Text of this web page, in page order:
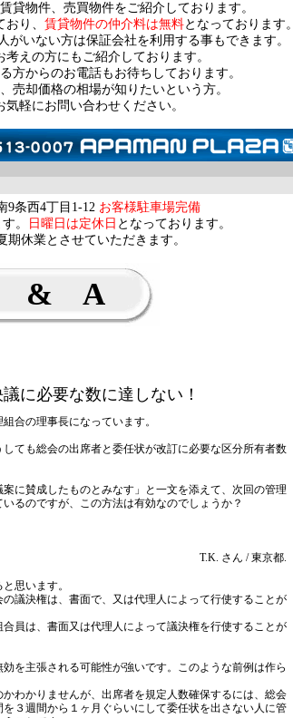
貸物件、売買物件をご紹介しております。
り、 賃貸物件の仲介料は無料となっております。
がいない方は保証会社を利用する事もできます。
えの方にもご紹介しております。
方からのお電話もお待ちしております。
売却価格の相場が知りたいという方。
気軽にお問い合わせください。
9条西4丁目1-12 お客様駐車場完備
。 日曜日は定休日 となっております。
期休業とさせていただきます。
& A
に必要な数に達しない！
合の理事長になっています。
ても総会の出席者と委任状が改訂に必要な区分所有者数
に賛成したものとみなす」と一文を添えて、次回の管理
るのですが、この方法は有効なのでしょうか？
T.K. さん / 東京都.
思います。
議決権は、書面で、又は代理人によって行使することが
員は、書面又は代理人によって議決権を行使することが
を主張される可能性が強いです。このような前例は作ら
わかりませんが、出席者を規定人数確保するには、総会
３週間から１ヶ月ぐらいにして委任状を出さない人に管